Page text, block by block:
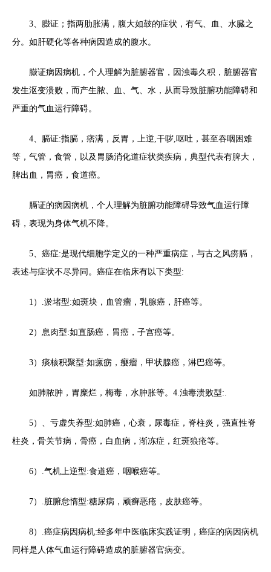
3、臌证；指两肋胀满，腹大如鼓的症状，有气、血、水臓之
分。如肝硬化等各种病因造成的腹水。
臌证病因病机，个人理解为脏腑器官，因浊毒久积，脏腑器官
发生沤变溃败，而产生脓、血、气、水，从而导致脏腑功能障碍和
严重的气血运行障碍。
4、膈证:指膈，痞满，反胃，上逆,干哕,呕吐，甚至吞咽困难
等，气管，食管，以及胃肠消化道症状类疾病，典型代表有脾大，
脾出血，胃癌，食道癌。
膈证的病因病机，个人理解为脏腑功能障碍导致气血运行障
碍，表现为身体气机不降。
5、癌症:是现代细胞学定义的一种严重病症，与古之风痨膈，
表述与症状不尽异同。癌症在临床有以下类型:
1）.淤堵型:如斑块，血管瘤，乳腺癌，肝癌等。
2）息肉型:如直肠癌，胃癌，子宫癌等。
3）痰核积聚型:如瘰疬，瘿瘤，甲状腺癌，淋巴癌等。
如肺脓肿，胃糜烂，梅毒，水肿胀等。4.浊毒溃败型:.
5）、亏虚失养型:如肺癌，心衰，尿毒症，脊柱炎，强直性脊
柱炎，骨关节病，骨癌，白血病，渐冻症，红斑狼疮等。
6）.气机上逆型:食道癌，咽喉癌等。
7）.脏腑怠惰型:糖尿病，顽癣恶疮，皮肤癌等。
8）.癌症病因病机:经多年中医临床实践证明，癌症的病因病机
同样是人体气血运行障碍造成的脏腑器官病变。